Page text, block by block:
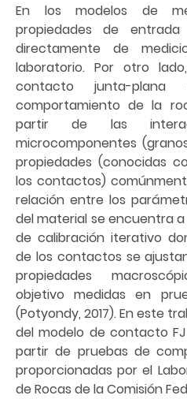
En los modelos de
propiedades de
directamente de
laboratorio. Por otro
contacto junta-
comportamiento de la
partir de las
microcomponentes
propiedades (conocidas
los contactos)
relación entre los
del material se encuentra
de calibración iterativo
de los contactos se
propiedades
objetivo medidas en
(Potyondy, 2017). En este
del modelo de contacto
partir de pruebas de
proporcionadas por el
de Rocas de la Comisión